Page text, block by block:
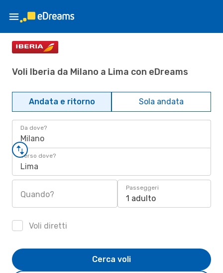
Voli Iberia da Milano a Lima con eDreams
Andata e ritorno Sola andata
Da dove?
Milano
Verso dove?
Lima
Quando?
Passeggeri
1 adulto
Voli diretti
Cerca voli